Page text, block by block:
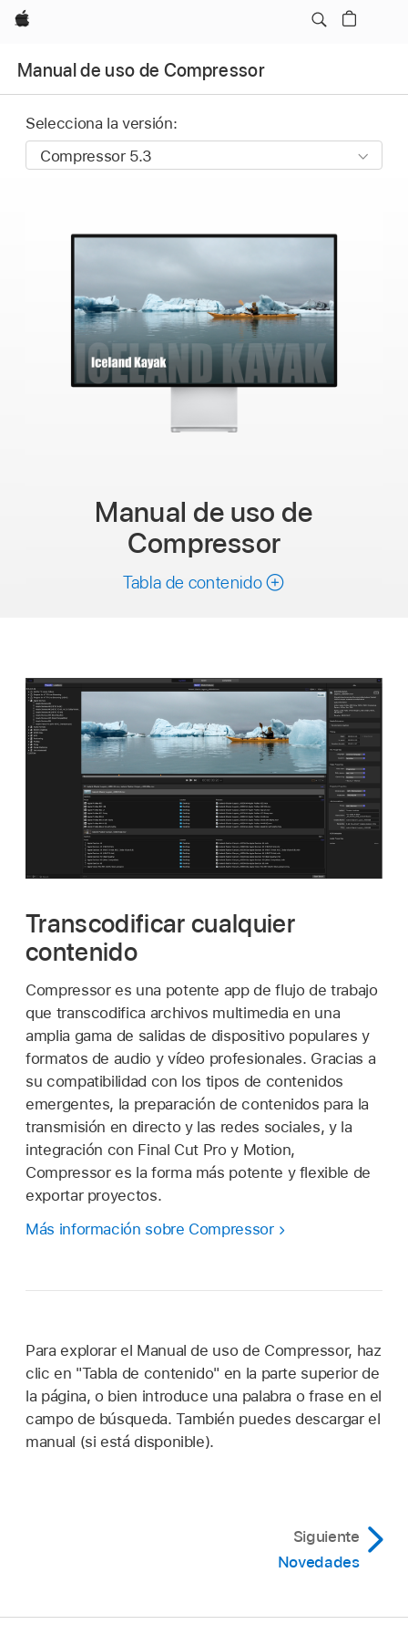
Apple
Manual de uso de Compressor
Selecciona la versión:
Manual de uso de
Compressor
Tabla de contenido
Transcodificar cualquier
contenido
Compressor es una potente app de flujo de trabajo
que transcodifica archivos multimedia en una
amplia gama de salidas de dispositivo populares y
formatos de audio y vídeo profesionales. Gracias a
su compatibilidad con los tipos de contenidos
emergentes, la preparación de contenidos para la
transmisión en directo y las redes sociales, y la
integración con Final Cut Pro y Motion,
Compressor es la forma más potente y flexible de
exportar proyectos.
Más información sobre Compressor
Para explorar el Manual de uso de Compressor, haz
clic en "Tabla de contenido" en la parte superior de
la página, o bien introduce una palabra o frase en el
campo de búsqueda. También puedes descargar el
manual (si está disponible).
Siguiente
Novedades